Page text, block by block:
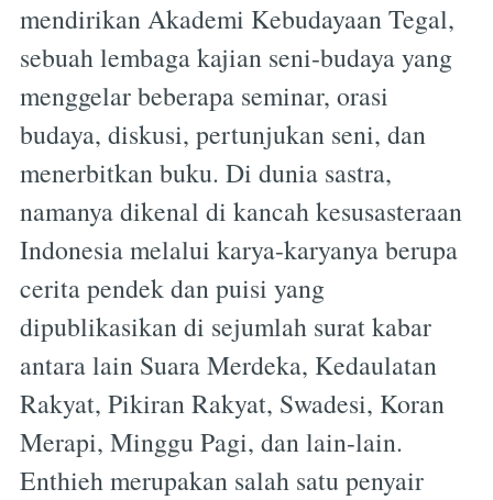
mendirikan Akademi Kebudayaan Tegal,
sebuah lembaga kajian seni-budaya yang
menggelar beberapa seminar, orasi
budaya, diskusi, pertunjukan seni, dan
menerbitkan buku. Di dunia sastra,
namanya dikenal di kancah kesusasteraan
Indonesia melalui karya-karyanya berupa
cerita pendek dan puisi yang
dipublikasikan di sejumlah surat kabar
antara lain Suara Merdeka, Kedaulatan
Rakyat, Pikiran Rakyat, Swadesi, Koran
Merapi, Minggu Pagi, dan lain-lain.
Enthieh merupakan salah satu penyair